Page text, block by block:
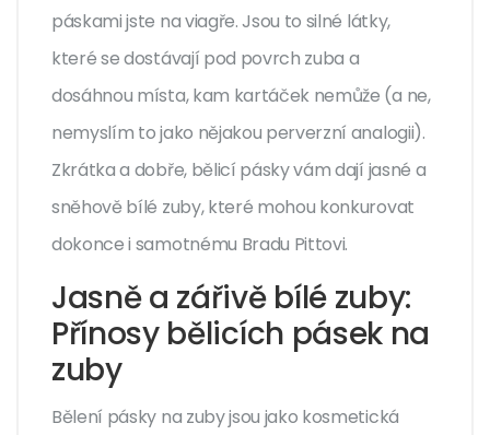
páskami jste na viagře. Jsou to silné látky,
které se dostávají pod povrch zuba a
dosáhnou místa, kam kartáček nemůže (a ne,
nemyslím to jako nějakou perverzní analogii).
Zkrátka a dobře, bělicí pásky vám dají jasné a
sněhově bílé zuby, které mohou konkurovat
dokonce i samotnému Bradu Pittovi.
Jasně a zářivě bílé zuby:
Přínosy bělicích pásek na
zuby
Bělení pásky na zuby jsou jako kosmetická